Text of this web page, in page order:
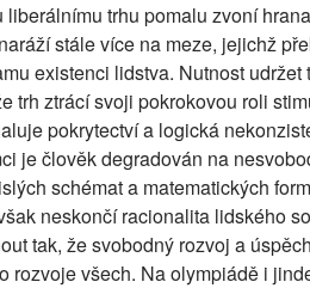
liberálnímu trhu pomalu zvoní
stále více na meze, jejichž
existenci lidstva. Nutnost
trh ztrácí svoji pokrokovou roli
pokrytectví a logická
je člověk degradován na
schémat a matematických
neskončí racionalita lidského
tak, že svobodný rozvoj a
rozvoje všech. Na olympiádě i